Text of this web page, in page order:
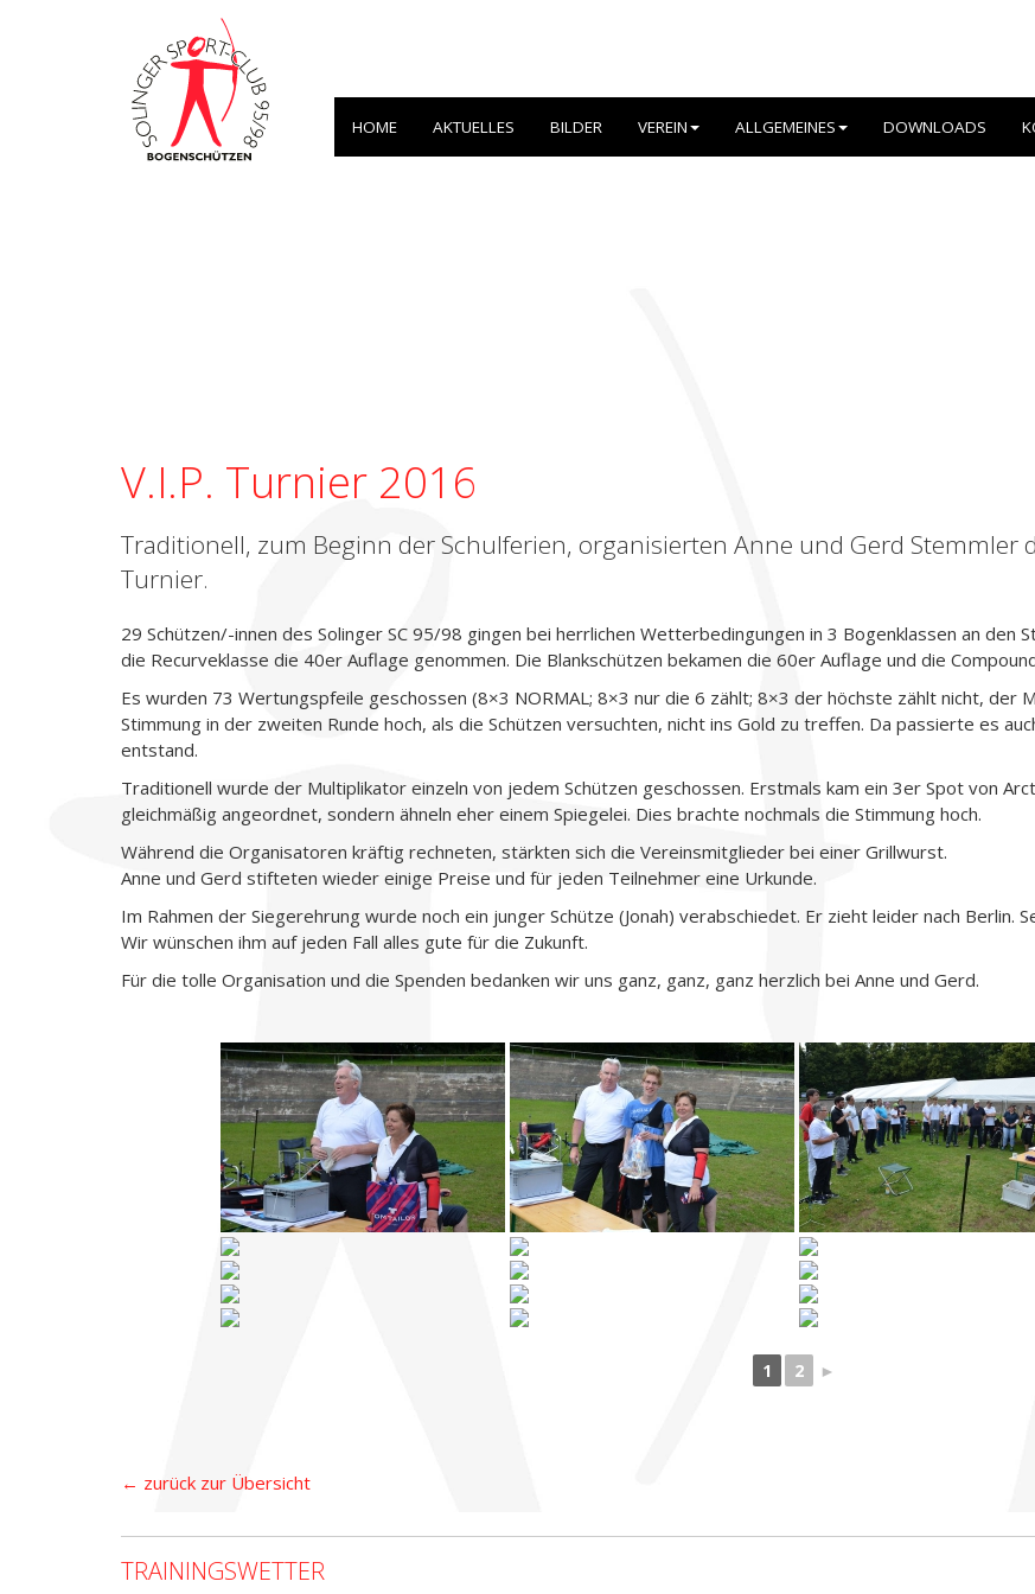
HOME AKTUELLES BILDER VEREIN ALLGEMEINES DOWNLOADS
V.I.P. Turnier 2016
Traditionell, zum Beginn der Schulferien, organisierten Anne und Gerd Stemmler
Turnier.
29 Schützen/-innen des Solinger SC 95/98 gingen bei herrlichen Wetterbedingungen in 3 Bogenklassen an den
die Recurveklasse die 40er Auflage genommen. Die Blankschützen bekamen die 60er Auflage und die
Es wurden 73 Wertungspfeile geschossen (8×3 NORMAL; 8×3 nur die 6 zählt; 8×3 der höchste zählt nicht, der
Stimmung in der zweiten Runde hoch, als die Schützen versuchten, nicht ins Gold zu treffen. Da passierte es
entstand.
Traditionell wurde der Multiplikator einzeln von jedem Schützen geschossen. Erstmals kam ein 3er Spot von
gleichmäßig angeordnet, sondern ähneln eher einem Spiegelei. Dies brachte nochmals die Stimmung hoch.
Während die Organisatoren kräftig rechneten, stärkten sich die Vereinsmitglieder bei einer Grillwurst.
Anne und Gerd stifteten wieder einige Preise und für jeden Teilnehmer eine Urkunde.
Im Rahmen der Siegerehrung wurde noch ein junger Schütze (Jonah) verabschiedet. Er zieht leider nach Berlin.
Wir wünschen ihm auf jeden Fall alles gute für die Zukunft.
Für die tolle Organisation und die Spenden bedanken wir uns ganz, ganz, ganz herzlich bei Anne und Gerd.
1 2 ►
← zurück zur Übersicht
TRAININGSWETTER